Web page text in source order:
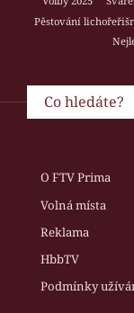
Pěstování
O FTV Prima
Volná místa
Reklama
HbbTV
Podmínky